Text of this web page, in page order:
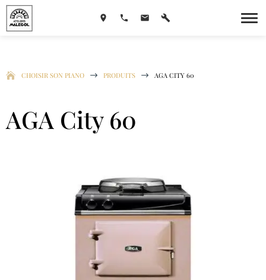
CHOISIR SON PIANO $ PRODUITS $ AGA CITY 60
AGA City 60